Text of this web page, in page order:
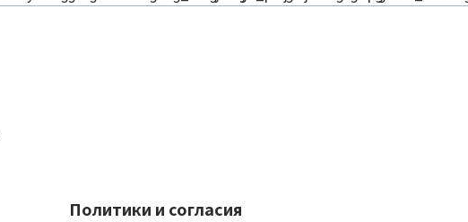
Политики и согласия